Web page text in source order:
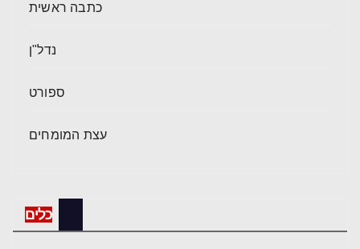
כתבה ראשית
נדל"ן
ספורט
עצת המומחים
כלים